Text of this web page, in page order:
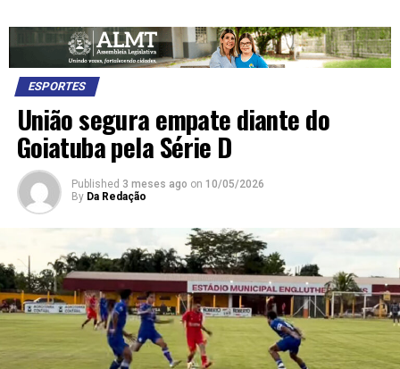
ESPORTES
União segura empate diante do
Goiatuba pela Série D
Published 3 meses ago on 10/05/2026
By Da Redação